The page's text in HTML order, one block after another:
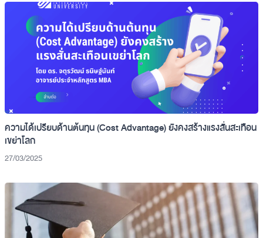
ความได้เปรียบด้านต้นทุน (Cost Advantage) ยังคงสร้างแรงสั่นสะเทือน
เขย่าโลก
27/03/2025